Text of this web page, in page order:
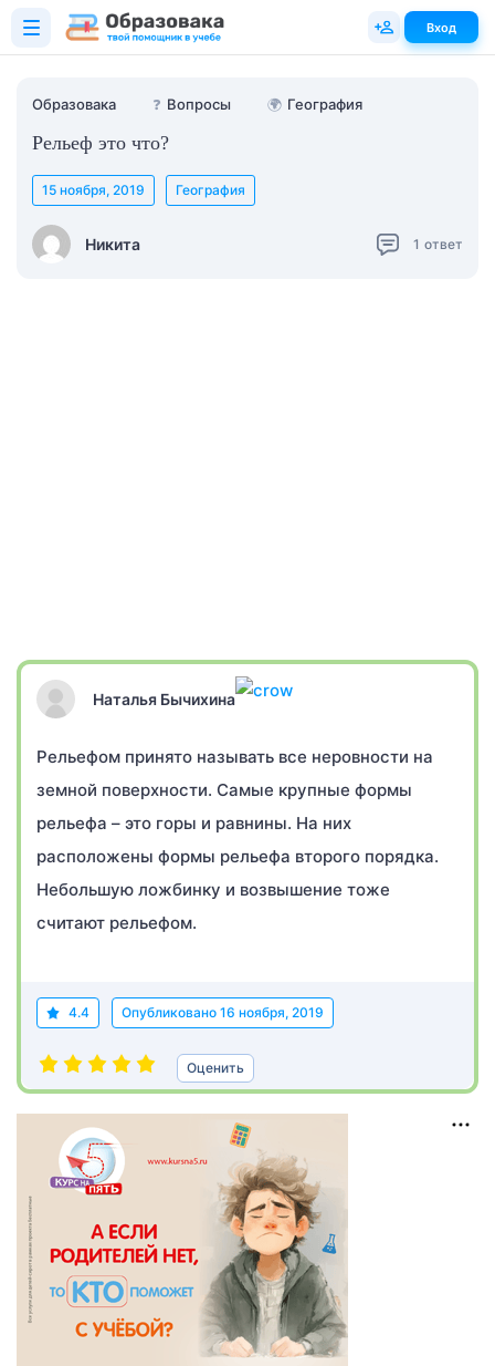
Образовака ❓ Вопросы 🌍 География
Рельеф это что?
Никита
15 ноября, 2019 География
1 ответ
Наталья Бычихина
Рельефом принято называть все неровности на
земной поверхности. Самые крупные формы
рельефа – это горы и равнины. На них
расположены формы рельефа второго порядка.
Небольшую ложбинку и возвышение тоже
считают рельефом.
4.4 Опубликовано 16 ноября, 2019
Оценить
Вход